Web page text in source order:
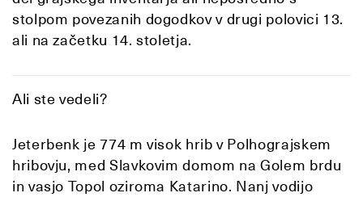
stolpom povezanih dogodkov v drugi polovici 13.
ali na začetku 14. stoletja.
Ali ste vedeli?
Jeterbenk je 774 m visok hrib v Polhograjskem
hribovju, med Slavkovim domom na Golem brdu
in vasjo Topol oziroma Katarino. Nanj vodijo